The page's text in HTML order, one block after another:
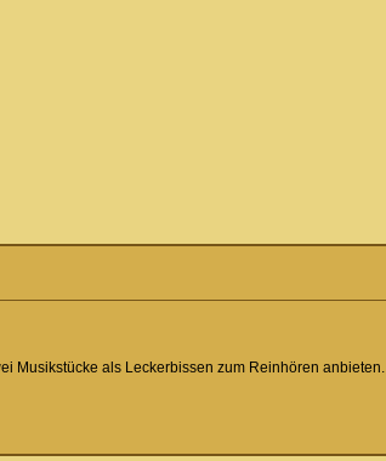
Musikstücke als Leckerbissen zum Reinhören anbieten.